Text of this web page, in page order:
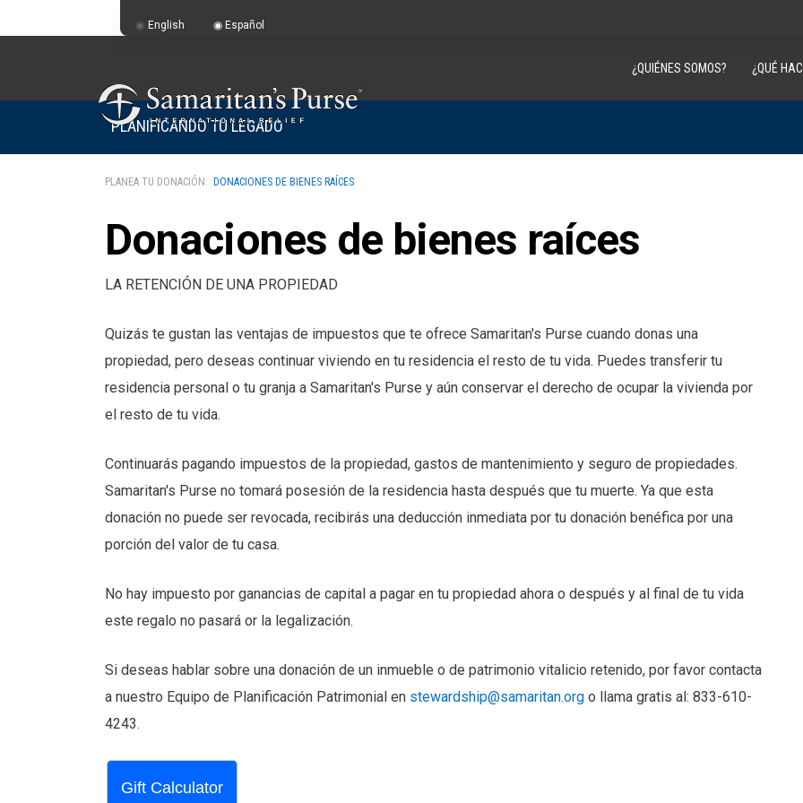
¿QUIÉNES SOMOS? ¿QUÉ
PLANIFICANDO TU LEGADO
PLANEA TU DONACIÓN: DONACIONES DE BIENES RAÍCES
Donaciones de bienes raíces
LA RETENCIÓN DE UNA PROPIEDAD
Quizás te gustan las ventajas de impuestos que te ofrece Samaritan's Purse cuando donas una
propiedad, pero deseas continuar viviendo en tu residencia el resto de tu vida. Puedes transferir tu
residencia personal o tu granja a Samaritan's Purse y aún conservar el derecho de ocupar la vivienda por
el resto de tu vida.
Continuarás pagando impuestos de la propiedad, gastos de mantenimiento y seguro de propiedades.
Samaritan's Purse no tomará posesión de la residencia hasta después que tu muerte. Ya que esta
donación no puede ser revocada, recibirás una deducción inmediata por tu donación benéfica por una
porción del valor de tu casa.
No hay impuesto por ganancias de capital a pagar en tu propiedad ahora o después y al final de tu vida
este regalo no pasará or la legalización.
Si deseas hablar sobre una donación de un inmueble o de patrimonio vitalicio retenido, por favor contacta
a nuestro Equipo de Planificación Patrimonial en stewardship@samaritan.org o llama gratis al: 833-610-
4243.
English Español